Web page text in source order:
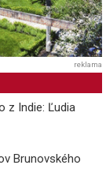
reklama
z Indie: Ľudia
Brunovského